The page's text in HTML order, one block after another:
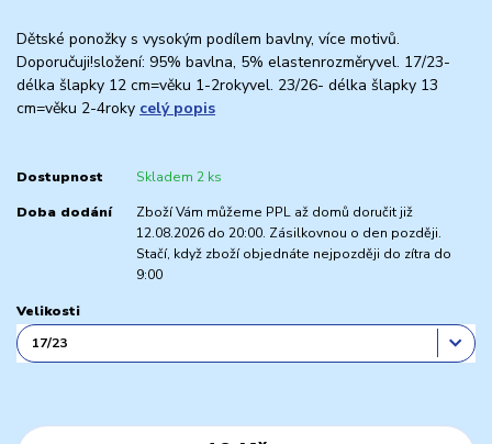
Dětské ponožky s vysokým podílem bavlny, více motivů.
Doporučuji!složení: 95% bavlna, 5% elastenrozměryvel. 17/23-
délka šlapky 12 cm=věku 1-2rokyvel. 23/26- délka šlapky 13
cm=věku 2-4roky celý popis
Dostupnost Skladem 2 ks
Doba dodání
Zboží Vám můžeme PPL až domů doručit již
12.08.2026 do 20:00. Zásilkovnou o den později.
Stačí, když zboží objednáte nejpozději do zítra do
9:00
Velikosti